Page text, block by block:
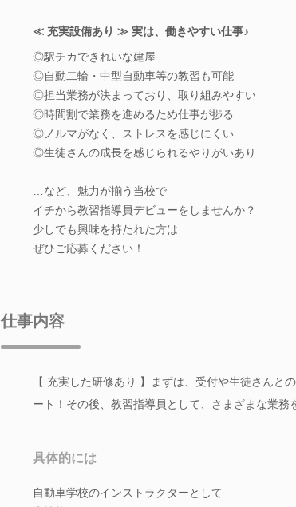
≪ 充実設備あり ≫ 実は、働きやすい仕事♪
◎駅チカできれいな建屋
◎自動二輪・中型自動車等の教習も可能
◎担当業務が決まっており、取り組みやすい
◎時間割で業務を進めるため仕事が捗る
◎ノルマがなく、ストレスを感じにくい
◎生徒さんの成長を感じられるやりがいあり
…など、魅力が揃う当校で
イチから教習指導員デビューをしませんか？
少しでも興味を持たれた方は
ぜひご応募ください！
仕事内容
【 充実した研修あり 】まずは、受付や生徒さんと
ート！その後、教習指導員として、さまざまな業務
具体的には
自動車学校のインストラクターとして